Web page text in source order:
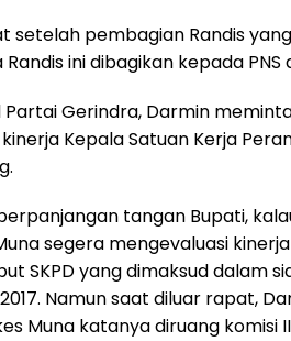
setelah pembagian Randis
ini dibagikan kepada PNS
Partai Gerindra, Darmin
Kepala Satuan Kerja
tangan Bupati,
segera mengevaluasi
SKPD yang dimaksud dalam
Namun saat diluar rapat,
Muna katanya diruang komisi